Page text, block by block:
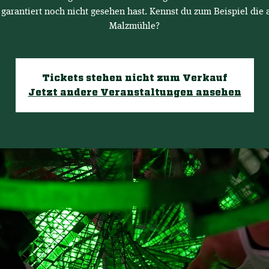
noch nicht gesehen hast. Kennst du zum Beispiel die
Malzmühle?
Tickets stehen nicht zum Verkauf
Jetzt andere Veranstaltungen ansehen